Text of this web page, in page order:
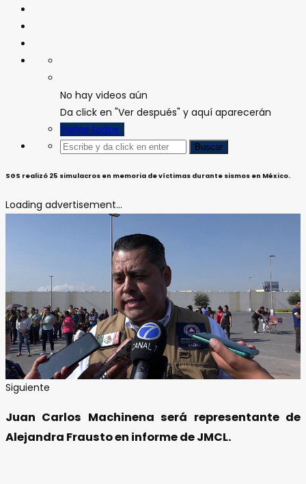
No hay videos aún
Da click en "Ver después" y aquí aparecerán
Verlos todos
SGS realizó 25 simulacros en memoria de víctimas durante sismos en México.
Loading advertisement...
Siguiente
Juan Carlos Machinena será representante de
Alejandra Frausto en informe de JMCL.